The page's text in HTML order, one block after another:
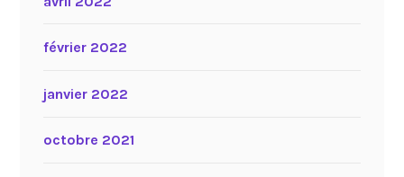
février 2022
janvier 2022
octobre 2021